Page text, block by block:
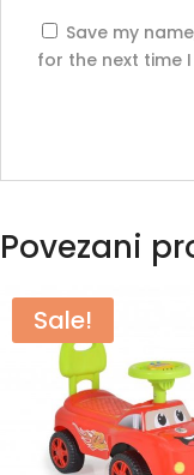
Save my
for the next time
Povezani
Sale!